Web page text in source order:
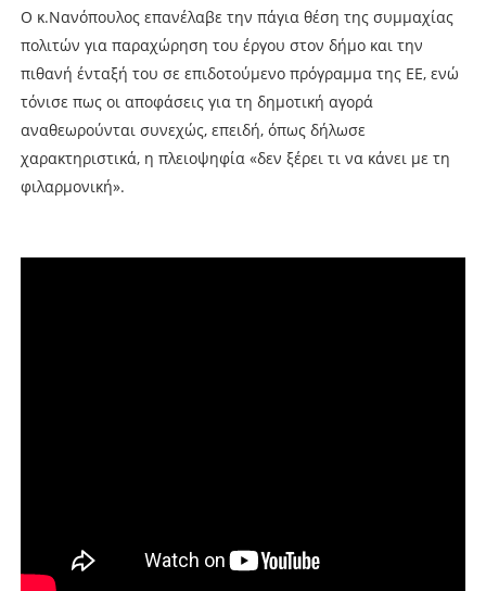
Ο κ.Νανόπουλος επανέλαβε την πάγια θέση της συμμαχίας
πολιτών για παραχώρηση του έργου στον δήμο και την
πιθανή ένταξή του σε επιδοτούμενο πρόγραμμα της ΕΕ, ενώ
τόνισε πως οι αποφάσεις για τη δημοτική αγορά
αναθεωρούνται συνεχώς, επειδή, όπως δήλωσε
χαρακτηριστικά, η πλειοψηφία «δεν ξέρει τι να κάνει με τη
φιλαρμονική».